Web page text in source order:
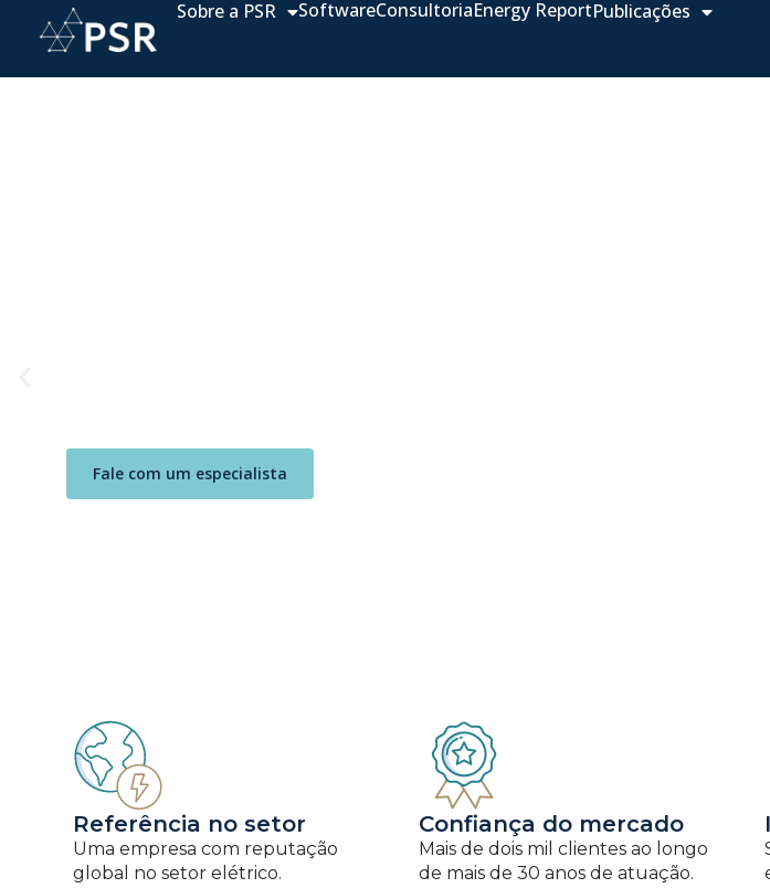
Sobre a PSR SoftwareConsultoriaEnergy ReportPublicações
Fale com um especialista
Referência no setor
Uma empresa com reputação
global no setor elétrico.
Confiança do mercado
Mais de dois mil clientes ao longo
de mais de 30 anos de atuação.